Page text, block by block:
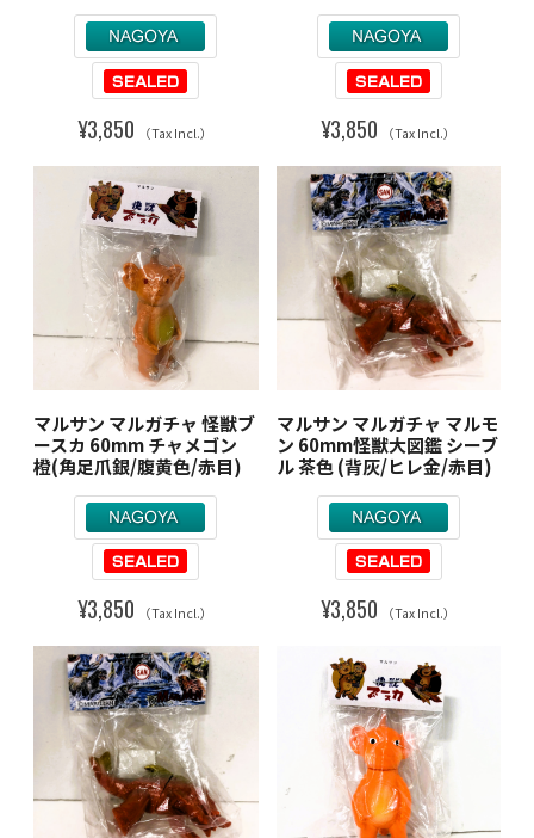
¥3,850 （Tax Incl.） ¥3,850 （Tax Incl.）
マルサン マルガチャ 怪獣ブ
ースカ 60mm チャメゴン
橙(角足爪銀/腹黄色/赤目)
¥3,850 （Tax Incl.）
マルサン マルガチャ マルモ
ン 60mm怪獣大図鑑 シーブ
ル 茶色 (背灰/ヒレ金/赤目)
¥3,850 （Tax Incl.）